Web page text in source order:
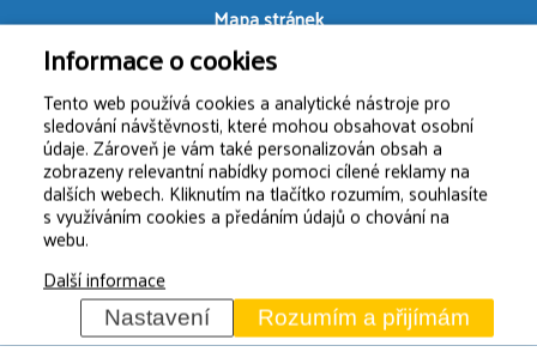
Mapa stránek
Ochrana osobních údajů
Izolace ploché střechy
Informace o cookies
Tento web používá cookies a analytické nástroje pro
sledování návštěvnosti, které mohou obsahovat osobní
údaje. Zároveň je vám také personalizován obsah a
zobrazeny relevantní nabídky pomoci cílené reklamy na
dalších webech. Kliknutím na tlačítko rozumím, souhlasíte
s využíváním cookies a předáním údajů o chování na
webu.
Další informace
Nastavení Rozumím a přijímám